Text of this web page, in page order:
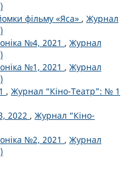
фільму «Яса» , Журнал
№4, 2021 , Журнал
№1, 2021 , Журнал
, Журнал “Кіно-Театр”: № 1
2022 , Журнал “Кіно-
№2, 2021 , Журнал